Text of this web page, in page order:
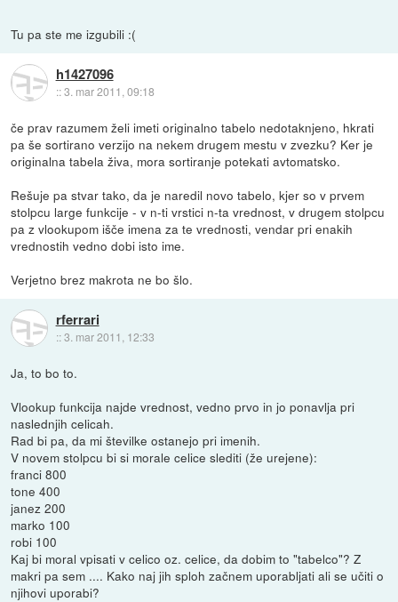
Tu pa ste me izgubili :(
h1427096
::3. mar 2011, 09:18
če prav razumem želi imeti originalno tabelo nedotaknjeno, hkrati
pa še sortirano verzijo na nekem drugem mestu v zvezku? Ker je
originalna tabela živa, mora sortiranje potekati avtomatsko.
Rešuje pa stvar tako, da je naredil novo tabelo, kjer so v prvem
stolpcu large funkcije - v n-ti vrstici n-ta vrednost, v drugem stolpcu
pa z vlookupom išče imena za te vrednosti, vendar pri enakih
vrednostih vedno dobi isto ime.
Verjetno brez makrota ne bo šlo.
rferrari
::3. mar 2011, 12:33
Ja, to bo to.
Vlookup funkcija najde vrednost, vedno prvo in jo ponavlja pri
naslednjih celicah.
Rad bi pa, da mi številke ostanejo pri imenih.
V novem stolpcu bi si morale celice slediti (že urejene):
franci 800
tone 400
janez 200
marko 100
robi 100
Kaj bi moral vpisati v celico oz. celice, da dobim to "tabelco"? Z
makri pa sem .... Kako naj jih sploh začnem uporabljati ali se učiti o
njihovi uporabi?